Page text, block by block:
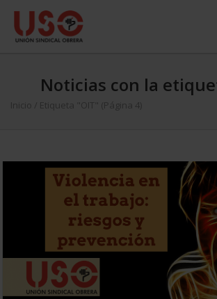
Noticias con la
Inicio Etiqueta "OIT" (Página 4)